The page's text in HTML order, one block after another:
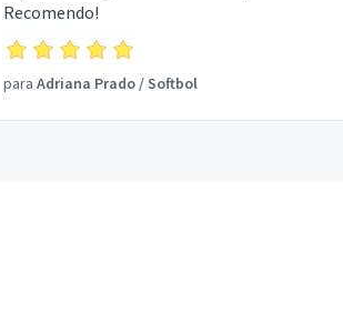
Recomendo!
para Adriana Prado/Softbol